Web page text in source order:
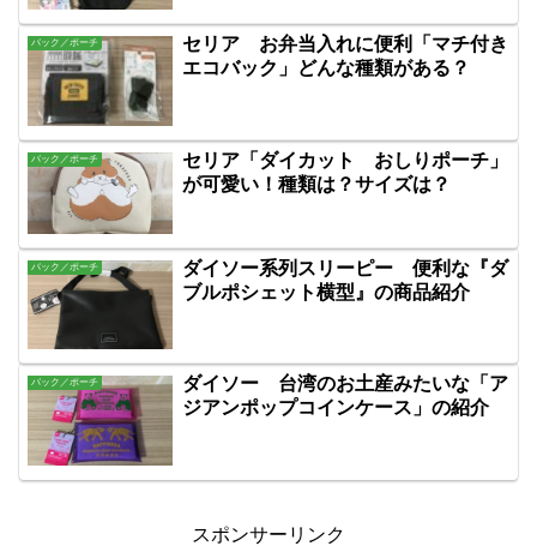
バック／ポーチ
セリア お弁当入れに便利「マチ付き
エコバック」どんな種類がある？
バック／ポーチ
セリア「ダイカット おしりポーチ」
が可愛い！種類は？サイズは？
バック／ポーチ
ダイソー系列スリーピー 便利な『ダ
ブルポシェット横型』の商品紹介
バック／ポーチ
ダイソー 台湾のお土産みたいな「ア
ジアンポップコインケース」の紹介
スポンサーリンク